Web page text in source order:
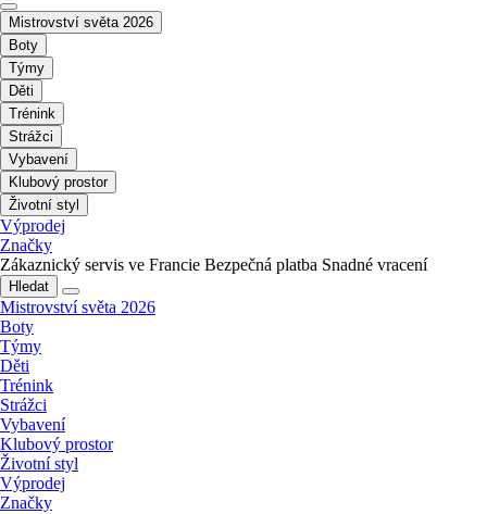
Mistrovství světa 2026
Boty
Týmy
Děti
Trénink
Strážci
Vybavení
Klubový prostor
Životní styl
Výprodej
Značky
Zákaznický servis ve Francie Bezpečná platba Snadné vracení
Hledat
Mistrovství světa 2026
Boty
Týmy
Děti
Trénink
Strážci
Vybavení
Klubový prostor
Životní styl
Výprodej
Značky